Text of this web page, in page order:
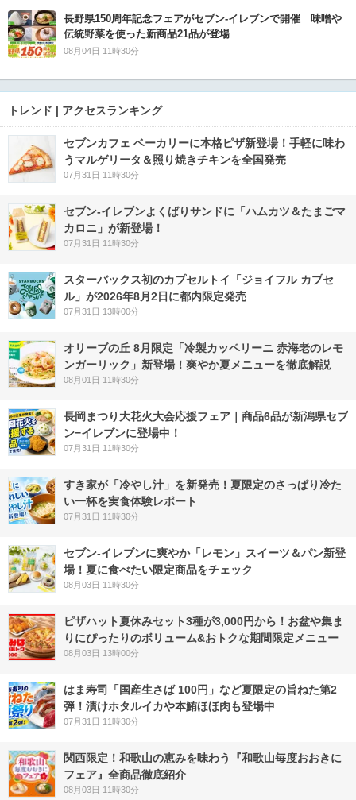
長野県150周年記念フェアがセブン-イレブンで開催 味噌や
伝統野菜を使った新商品21品が登場
08月04日 11時30分
トレンド | アクセスランキング
セブンカフェ ベーカリーに本格ピザ新登場！手軽に味わ
うマルゲリータ＆照り焼きチキンを全国発売
07月31日 11時30分
セブン‐イレブンよくばりサンドに「ハムカツ＆たまごマ
カロニ」が新登場！
07月31日 11時30分
スターバックス初のカプセルトイ「ジョイフル カプセ
ル」が2026年8月2日に都内限定発売
07月31日 13時00分
オリーブの丘 8月限定「冷製カッペリーニ 赤海老のレモ
ンガーリック」新登場！爽やか夏メニューを徹底解説
08月01日 11時30分
長岡まつり大花火大会応援フェア｜商品6品が新潟県セブ
ン−イレブンに登場中！
07月31日 11時30分
すき家が「冷やし汁」を新発売！夏限定のさっぱり冷た
い一杯を実食体験レポート
07月31日 11時30分
セブン‐イレブンに爽やか「レモン」スイーツ＆パン新登
場！夏に食べたい限定商品をチェック
08月03日 11時30分
ピザハット夏休みセット3種が3,000円から！お盆や集ま
りにぴったりのボリューム&おトクな期間限定メニュー
08月03日 13時00分
はま寿司「国産生さば 100円」など夏限定の旨ねた第2
弾！漬けホタルイカや本鮪ほほ肉も登場中
07月31日 11時30分
関西限定！和歌山の恵みを味わう『和歌山毎度おおきに
フェア』全商品徹底紹介
08月03日 11時30分